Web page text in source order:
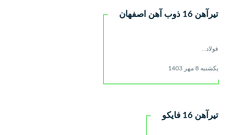
تیرآهن 16 ذوب آهن اصفهان
فولاد...
یکشنبه 8 مهر 1403
تیرآهن 16 فایکو